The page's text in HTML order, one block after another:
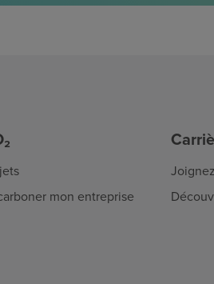
mon entreprise